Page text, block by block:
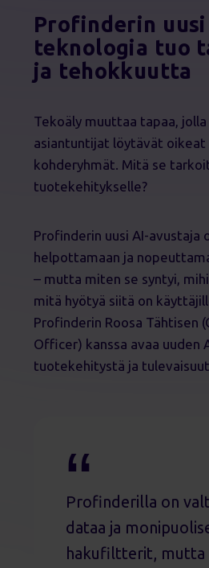
Profinderin uusi
teknologia tuo
ja tehokkuutta
Tekoäly muuttaa tapaa,
asiantuntijat löytävät oikeat
kohderyhmät. Mitä se
tuotekehitykselle?
Profinderin uusi AI-avustaja
helpottamaan ja
– mutta miten se syntyi,
mitä hyötyä siitä on
Profinderin Roosa Tähtisen
Officer) kanssa avaa uuden
tuotekehitystä ja
Profinderilla on
dataa ja
hakufiltterit, mutta